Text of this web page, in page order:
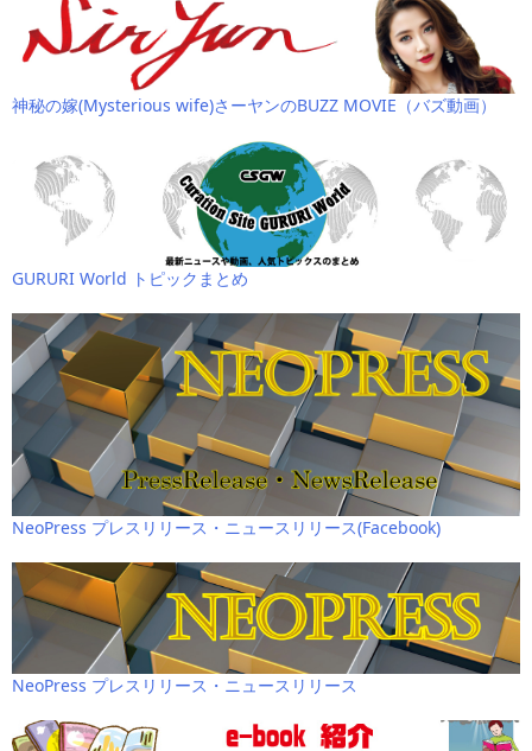
神秘の嫁(Mysterious wife)さーヤンのBUZZ MOVIE（バズ動画）
GURURI World トピックまとめ
NeoPress プレスリリース・ニュースリリース(Facebook)
NeoPress プレスリリース・ニュースリリース